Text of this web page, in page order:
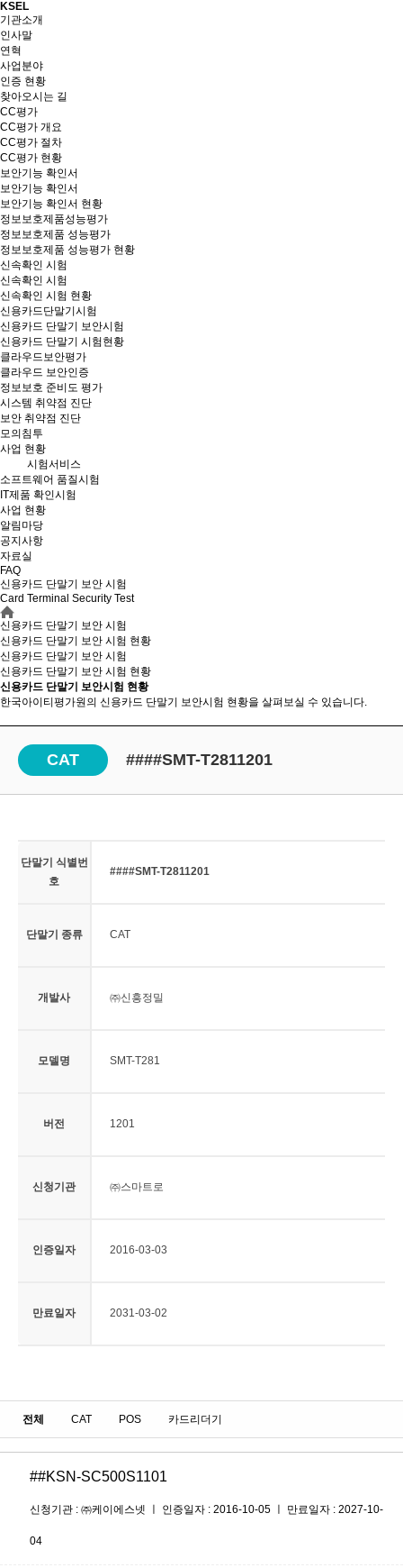
KSEL
기관소개
인사말
연혁
사업분야
인증 현황
찾아오시는 길
CC평가
CC평가 개요
CC평가 절차
CC평가 현황
보안기능 확인서
보안기능 확인서
보안기능 확인서 현황
정보보호제품성능평가
정보보호제품 성능평가
정보보호제품 성능평가 현황
신속확인 시험
신속확인 시험
신속확인 시험 현황
신용카드단말기시험
신용카드 단말기 보안시험
신용카드 단말기 시험현황
클라우드보안평가
클라우드 보안인증
정보보호 준비도 평가
시스템 취약점 진단
보안 취약점 진단
모의침투
사업 현황
시험서비스
소프트웨어 품질시험
IT제품 확인시험
사업 현황
알림마당
공지사항
자료실
FAQ
신용카드 단말기 보안 시험
Card Terminal Security Test
신용카드 단말기 보안 시험
신용카드 단말기 보안 시험 현황
신용카드 단말기 보안 시험
신용카드 단말기 보안 시험 현황
신용카드 단말기 보안시험 현황
한국아이티평가원의 신용카드 단말기 보안시험 현황을 살펴보실 수 있습니다.
CAT ####SMT-T2811201
단말기 식별번
호
####SMT-T2811201
단말기 종류 CAT
개발사 ㈜신흥정밀
모델명 SMT-T281
버전 1201
신청기관 ㈜스마트로
인증일자 2016-03-03
만료일자 2031-03-02
전체 CAT POS 카드리더기
##KSN-SC500S1101
신청기관 : ㈜케이에스넷 ㅣ 인증일자 : 2016-10-05 ㅣ 만료일자 : 2027-10-
04